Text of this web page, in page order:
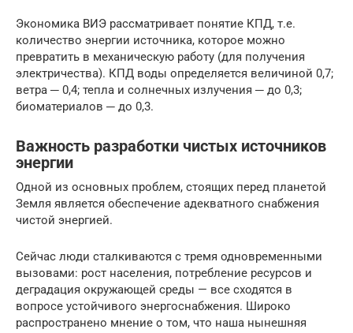
Экономика ВИЭ рассматривает понятие КПД, т.е.
количество энергии источника, которое можно
превратить в механическую работу (для получения
электричества). КПД воды определяется величиной 0,7;
ветра ─ 0,4; тепла и солнечных излучения ─ до 0,3;
биоматериалов ─ до 0,3.
Важность разработки чистых источников
энергии
Одной из основных проблем, стоящих перед планетой
Земля является обеспечение адекватного снабжения
чистой энергией.
Сейчас люди сталкиваются с тремя одновременными
вызовами: рост населения, потребление ресурсов и
деградация окружающей среды — все сходятся в
вопросе устойчивого энергоснабжения. Широко
распространено мнение о том, что наша нынешняя